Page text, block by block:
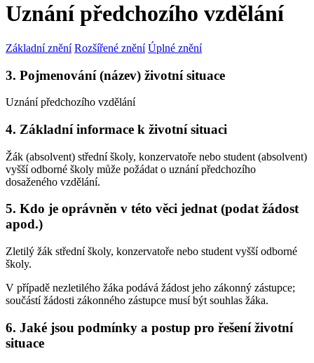
Uznání předchozího vzdělání
Základní znění Rozšířené znění Úplné znění
3. Pojmenování (název) životní situace
Uznání předchozího vzdělání
4. Základní informace k životní situaci
Žák (absolvent) střední školy, konzervatoře nebo student (absolvent)
vyšší odborné školy může požádat o uznání předchozího
dosaženého vzdělání.
5. Kdo je oprávněn v této věci jednat (podat žádost
apod.)
Zletilý žák střední školy, konzervatoře nebo student vyšší odborné
školy.
V případě nezletilého žáka podává žádost jeho zákonný zástupce;
součástí žádosti zákonného zástupce musí být souhlas žáka.
6. Jaké jsou podmínky a postup pro řešení životní
situace